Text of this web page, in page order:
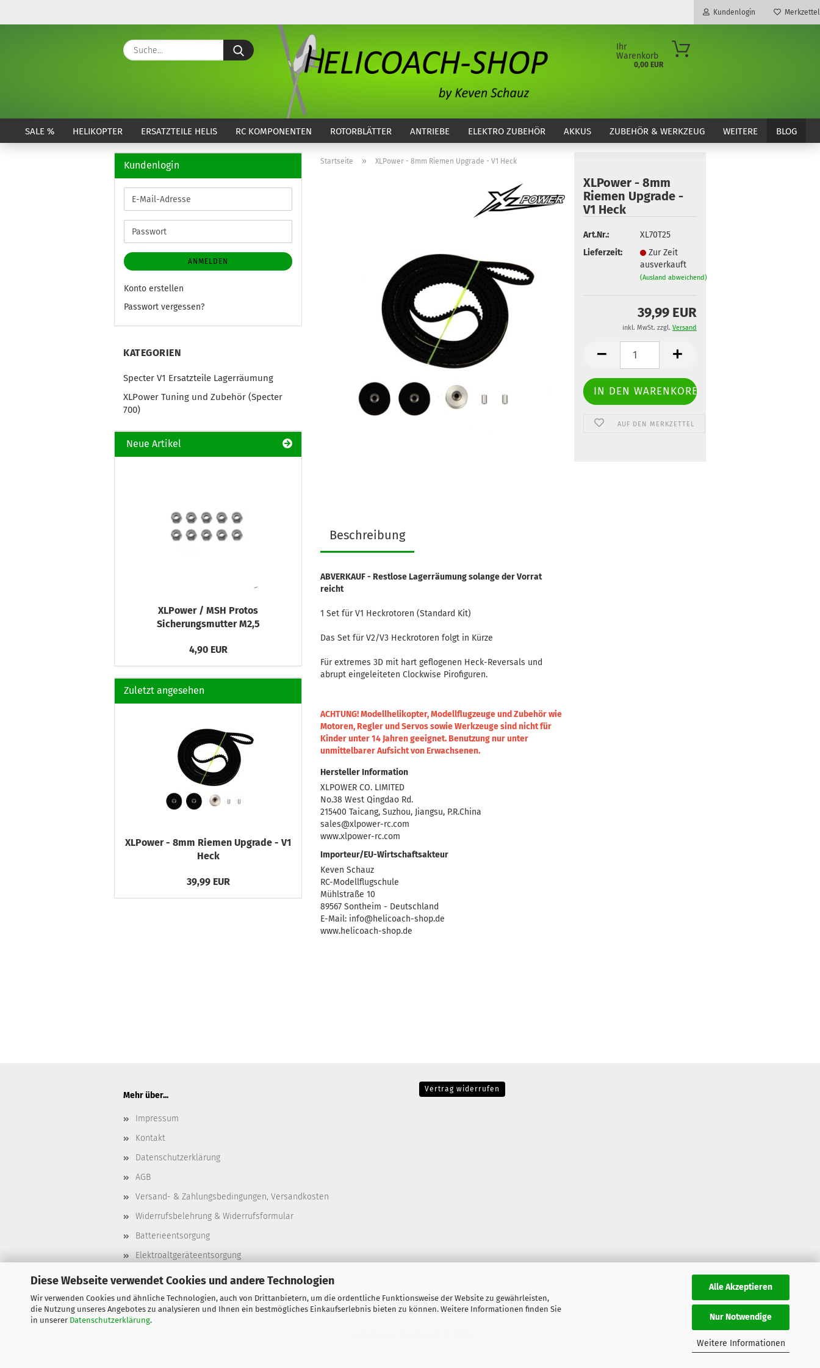
Diese Webseite verwendet Cookies und andere Technologien
Wir verwenden Cookies und ähnliche Technologien, auch von Drittanbietern, um die ordentliche Funktionsweise der Website zu gewährleisten,
die Nutzung unseres Angebotes zu analysieren und Ihnen ein bestmögliches Einkaufserlebnis bieten zu können. Weitere Informationen finden Sie
in unserer Datenschutzerklärung.
Alle Akzeptieren
Nur Notwendige
Weitere Informationen
Kundenlogin
Konto erstellen
Passwort vergessen?
Merkzettel
Suche...
Ihr
Warenkorb
0,00 EUR
SALE % HELIKOPTER ERSATZTEILE HELIS RC KOMPONENTEN ROTORBLÄTTER ANTRIEBE ELEKTRO ZUBEHÖR AKKUS ZUBEHÖR & WERKZEUG BLOG
WEITERE
Startseite » XLPower - 8mm Riemen Upgrade - V1 Heck
XLPower - 8mm
Riemen Upgrade -
V1 Heck
Art.Nr.:
XL70T25
Lieferzeit:
Zur Zeit
ausverkauft
(Ausland abweichend)
39,99 EUR
inkl. MwSt. zzgl. Versand
AUF DEN MERKZETTEL
Beschreibung
ABVERKAUF - Restlose Lagerräumung solange der Vorrat
reicht
1 Set für V1 Heckrotoren (Standard Kit)
Das Set für V2/V3 Heckrotoren folgt in Kürze
Für extremes 3D mit hart geflogenen Heck-Reversals und
abrupt eingeleiteten Clockwise Pirofiguren.
ACHTUNG! Modellhelikopter, Modellflugzeuge und Zubehör wie
Motoren, Regler und Servos sowie Werkzeuge sind nicht für
Kinder unter 14 Jahren geeignet. Benutzung nur unter
unmittelbarer Aufsicht von Erwachsenen.
Hersteller Information
XLPOWER CO. LIMITED
No.38 West Qingdao Rd.
215400 Taicang, Suzhou, Jiangsu, P.R.China
sales@xlpower-rc.com
www.xlpower-rc.com
Importeur/EU-Wirtschaftsakteur
Keven Schauz
RC-Modellflugschule
Mühlstraße 10
89567 Sontheim - Deutschland
E-Mail: info@helicoach-shop.de
www.helicoach-shop.de
Kundenlogin
E-
Mail-
Adresse
Passwort
ANMELDEN
Konto erstellen
Passwort vergessen?
KATEGORIEN
Specter V1 Ersatzteile Lagerräumung
XLPower Tuning und Zubehör (Specter
700)
Neue Artikel
XLPower / MSH Protos
Sicherungsmutter M2,5
4,90 EUR
Zuletzt angesehen
XLPower - 8mm Riemen Upgrade - V1
Heck
39,99 EUR
Mehr über...
Impressum
Kontakt
Datenschutzerklärung
AGB
Versand- & Zahlungsbedingungen, Versandkosten
Widerrufsbelehrung & Widerrufsformular
Batterieentsorgung
Elektroaltgeräteentsorgung
Cookie Einstellungen
Vertrag widerrufen